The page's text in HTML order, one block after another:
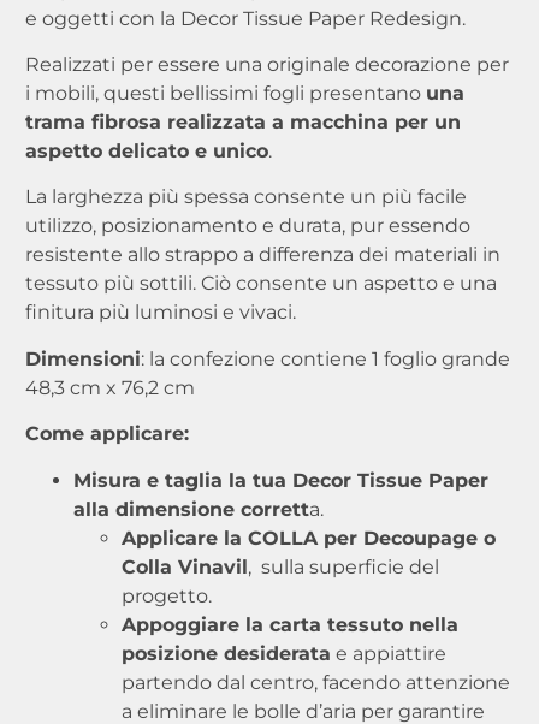
e oggetti con la Decor Tissue Paper Redesign.
Realizzati per essere una originale decorazione per
i mobili, questi bellissimi fogli presentano una
trama fibrosa realizzata a macchina per un
aspetto delicato e unico.
La larghezza più spessa consente un più facile
utilizzo, posizionamento e durata, pur essendo
resistente allo strappo a differenza dei materiali in
tessuto più sottili. Ciò consente un aspetto e una
finitura più luminosi e vivaci.
Dimensioni: la confezione contiene 1 foglio grande
48,3 cm x 76,2 cm
Come applicare:
Misura e taglia la tua Decor Tissue Paper
alla dimensione corretta.
Applicare la COLLA per Decoupage o
Colla Vinavil, sulla superficie del
progetto.
Appoggiare la carta tessuto nella
posizione desiderata e appiattire
partendo dal centro, facendo attenzione
a eliminare le bolle d’aria per garantire